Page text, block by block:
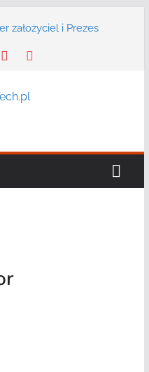
założyciel i Prezes
polski producent
zaprasza na
usługę